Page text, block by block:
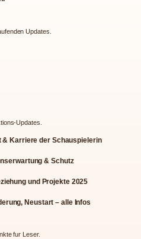
Updates.
Updates.
& Karriere der Schauspielerin
& Schutz
und Projekte 2025
Neustart – alle Infos
fur Leser.